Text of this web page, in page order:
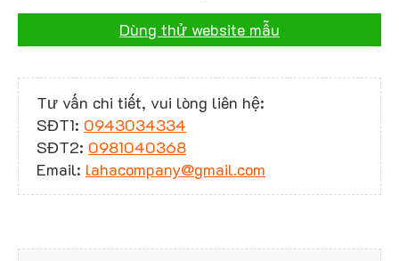
Dùng thử website mẫu
Tư vấn chi tiết, vui lòng liên hệ:
SĐT1: 0943034334
SĐT2: 0981040368
Email: lahacompany@gmail.com